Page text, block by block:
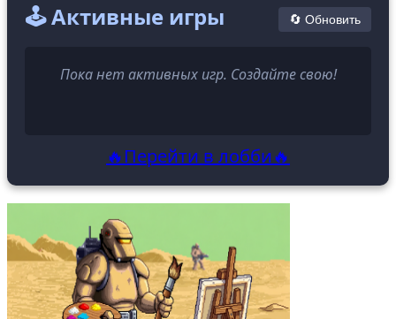
🕹️ Активные игры 🔄 Обновить
Пока нет активных игр. Создайте свою!
🔥Перейти в лобби🔥